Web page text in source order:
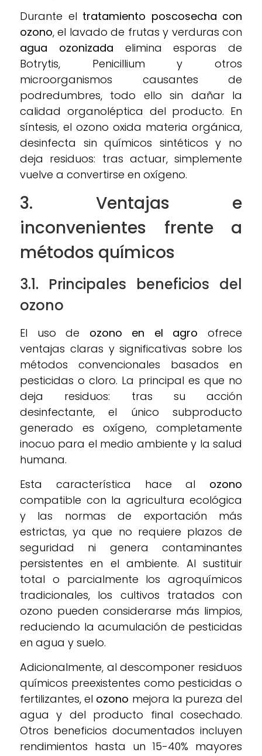
Durante el tratamiento poscosecha con
ozono, el lavado de frutas y verduras con
agua ozonizada elimina esporas de
Botrytis, Penicillium y otros
microorganismos causantes de
podredumbres, todo ello sin dañar la
calidad organoléptica del producto. En
síntesis, el ozono oxida materia orgánica,
desinfecta sin químicos sintéticos y no
deja residuos: tras actuar, simplemente
vuelve a convertirse en oxígeno.
3. Ventajas e
inconvenientes frente a
métodos químicos
3.1. Principales beneficios del
ozono
El uso de ozono en el agro ofrece
ventajas claras y significativas sobre los
métodos convencionales basados en
pesticidas o cloro. La principal es que no
deja residuos: tras su acción
desinfectante, el único subproducto
generado es oxígeno, completamente
inocuo para el medio ambiente y la salud
humana.
Esta característica hace al ozono
compatible con la agricultura ecológica
y las normas de exportación más
estrictas, ya que no requiere plazos de
seguridad ni genera contaminantes
persistentes en el ambiente. Al sustituir
total o parcialmente los agroquímicos
tradicionales, los cultivos tratados con
ozono pueden considerarse más limpios,
reduciendo la acumulación de pesticidas
en agua y suelo.
Adicionalmente, al descomponer residuos
químicos preexistentes como pesticidas o
fertilizantes, el ozono mejora la pureza del
agua y del producto final cosechado.
Otros beneficios documentados incluyen
rendimientos hasta un 15-40% mayores